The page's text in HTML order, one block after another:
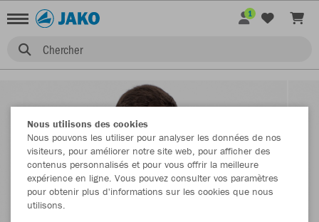
Chercher
1
Nous utilisons des cookies
Nous pouvons les utiliser pour analyser les données de nos
visiteurs, pour améliorer notre site web, pour afficher des
contenus personnalisés et pour vous offrir la meilleure
expérience en ligne. Vous pouvez consulter vos paramètres
pour obtenir plus d'informations sur les cookies que nous
utilisons.